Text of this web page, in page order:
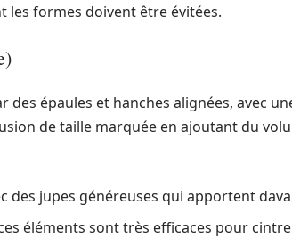
les formes doivent être évitées.
des épaules et hanches alignées, avec
de taille marquée en ajoutant du
des jupes généreuses qui apportent
éléments sont très efficaces pour